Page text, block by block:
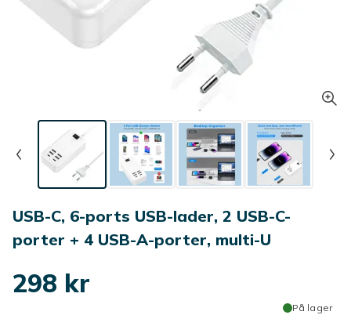
USB-C, 6-ports USB-lader, 2 USB-C-
porter + 4 USB-A-porter, multi-U
298 kr
På lager